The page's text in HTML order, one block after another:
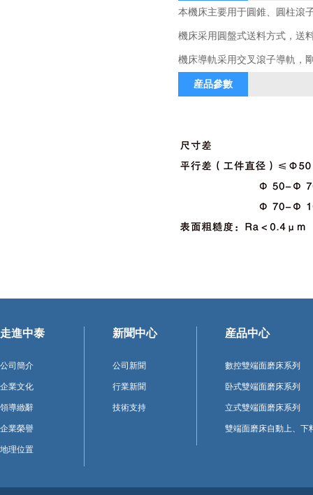
本機床主要用于圓錐、圓柱滾
機床采用圓盤式送料方式，送
機床導軌采用交叉滾子導軌，
産品參數
走進中泰
公司簡介
企業文化
領導緻辭
企業榮譽
地理位置
新聞中心
公司新聞
行業新聞
技術支持
産品中心
數控雙端面磨床系列
卧式雙端面磨床系列
立式雙端面磨床系列
雙端面磨床自動上、下